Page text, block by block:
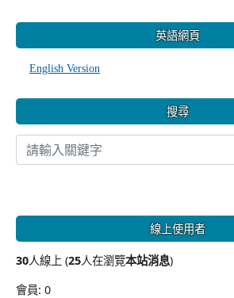
英語網頁
English Version
搜尋
線上使用者
30人線上 (25人在瀏覽本站消息)
會員: 0